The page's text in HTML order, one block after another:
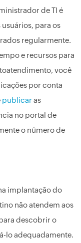
de TI é
para os
regularmente.
e recursos para
você
por conta
publicar as
no portal de
o número de
implantação do
não atendem aos
descobrir o
lo adequadamente.